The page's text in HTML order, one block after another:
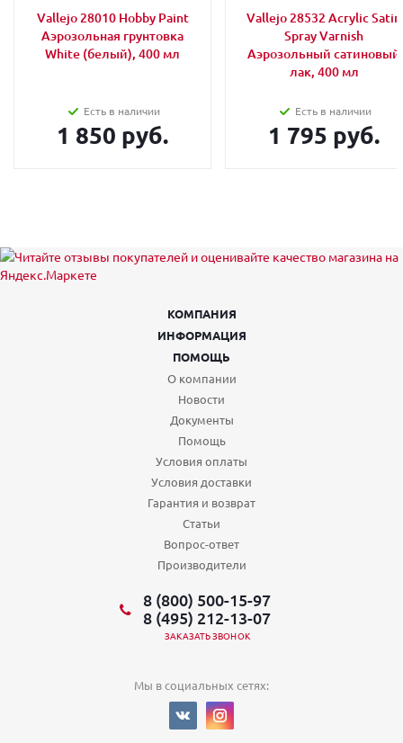
Vallejo 28010 Hobby Paint
Аэрозольная грунтовка
White (белый), 400 мл
Есть в наличии
1 850 руб.
Vallejo 28532 Acrylic Satin
Spray Varnish
Аэрозольный сатиновый
лак, 400 мл
Есть в наличии
1 795 руб.
КОМПАНИЯ
ИНФОРМАЦИЯ
ПОМОЩЬ
О компании
Новости
Документы
Помощь
Условия оплаты
Условия доставки
Гарантия и возврат
Статьи
Вопрос-ответ
Производители
8 (800) 500-15-97
8 (495) 212-13-07
ЗАКАЗАТЬ ЗВОНОК
Мы в социальных сетях: